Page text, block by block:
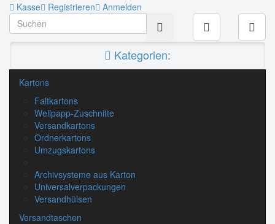
Kasse Registrieren Anmelden
Kategorien:
Kartons
Faltkartons
Wellpapp-Zuschnitte
Versandkartons
Ordnerkartons
Umzugskartons
Archivsysteme aus Karton
Universalverpackungen
Versandhülsen
Versandtaschen